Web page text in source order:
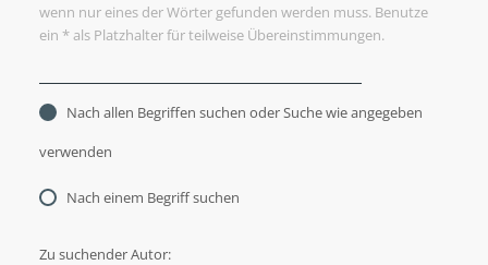
wenn nur eines der Wörter gefunden werden muss. Benutze
ein * als Platzhalter für teilweise Übereinstimmungen.
Nach allen Begriffen suchen oder Suche wie angegeben
verwenden
Nach einem Begriff suchen
Zu suchender Autor: